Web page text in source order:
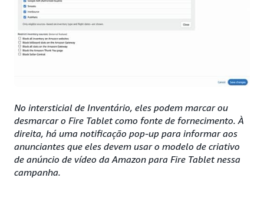
No intersticial de Inventário, eles podem marcar ou
desmarcar o Fire Tablet como fonte de fornecimento. À
direita, há uma notificação pop-up para informar aos
anunciantes que eles devem usar o modelo de criativo
de anúncio de vídeo da Amazon para Fire Tablet nessa
campanha.